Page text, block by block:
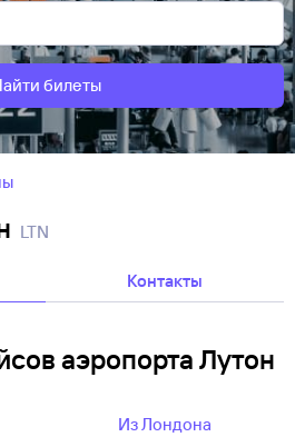
билеты
LTN
Контакты
аэропорта Лутон
Из Лондона